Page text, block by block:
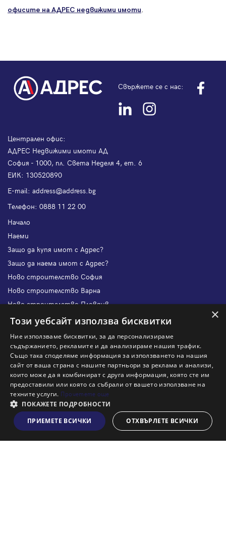
Виж на картата
офисите на АДРЕС недвижими имоти.
Свържете се с нас:
Централен офис:
АДРЕС Недвижими имоти АД
София - 1000, пл. Света Неделя 4, ет. 6
ЕИК: 130520890
Е-mail: address@address.bg
Телефон: 0888 11 22 00
Начало
Наеми
Защо да купя имот с Адрес?
Защо да наема имот с Адрес?
Ново строителство София
Ново строителство Варна
Ново строителство Пловдив
Ново строителство Бургас
Защо да отдам имот с Адрес?
Наши офиси
Кариери
Кои сме ние?
Франчайз
Блог
Искаш ли да получаваш актуална информация за пазара
на недвижими имоти?
×
Този уебсайт използва бисквитки
Ние използваме бисквитки, за да персонализираме
съдържанието, рекламите и да анализираме нашия трафик.
Също така споделяме информация за използването на нашия
сайт от ваша страна с нашите партньори за реклама и анализи,
които може да я комбинират с друга информация, която сте им
предоставили или която са събрали от вашето използване на
техните услуги. Прочетете още
ПОКАЖЕТЕ ПОДРОБНОСТИ
ПРИЕМЕТЕ ВСИЧКИ
ОТХВЪРЛЕТЕ ВСИЧКИ